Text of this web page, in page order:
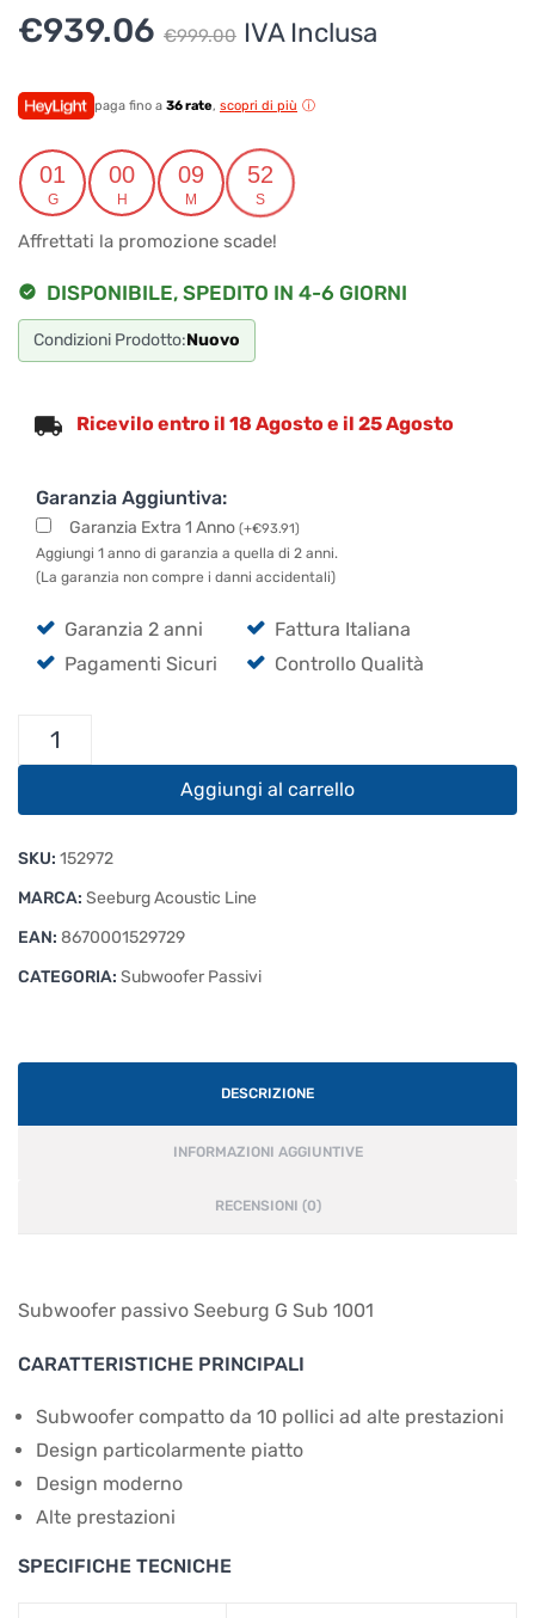
€999.00 Il
originale
era:
€999.00.
€939.06
Il
attuale
è:
€939.06.
IVA Inclusa
paga fino a 36 rate, scopri di più
01
G
00
H
09
M
52
S
Affrettati la promozione scade!
DISPONIBILE, SPEDITO IN 4-6 GIORNI
Condizioni Prodotto:Nuovo
Ricevilo entro il 18 Agosto e il 25 Agosto
Garanzia Aggiuntiva:
Garanzia Extra 1 Anno (+€93.91)
Aggiungi 1 anno di garanzia a quella di 2 anni.
(La garanzia non compre i danni accidentali)
Garanzia 2 anni
Fattura Italiana
Pagamenti Sicuri
Controllo Qualità
Seeburg
G
1001
quantità
Aggiungi al carrello
SKU: 152972
MARCA: Seeburg Acoustic Line
EAN: 8670001529729
CATEGORIA: Subwoofer Passivi
DESCRIZIONE
INFORMAZIONI AGGIUNTIVE
RECENSIONI (0)
Subwoofer passivo Seeburg G Sub 1001
CARATTERISTICHE PRINCIPALI
Subwoofer compatto da 10 pollici ad alte prestazioni
Design particolarmente piatto
Design moderno
Alte prestazioni
SPECIFICHE TECNICHE